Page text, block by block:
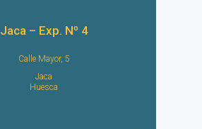
Jaca – Exp. Nº 4
Calle Mayor, 5
Jaca
Huesca